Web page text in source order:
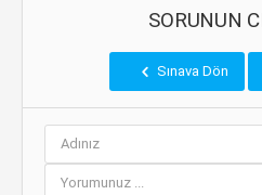
SORUNUN
Sınava Dön